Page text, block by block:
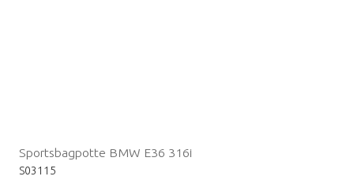
Sportsbagpotte BMW E36 316i
S03115